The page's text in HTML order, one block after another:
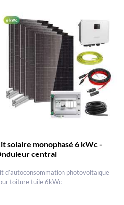
solaire monophasé 6 kWc -
central
d’autoconsommation photovoltaïque
toiture tuile 6kWc